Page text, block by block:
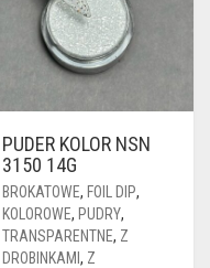
PUDER KOLOR NSN
3150 14G
BROKATOWE, FOIL DIP,
KOLOROWE, PUDRY,
TRANSPARENTNE, Z
DROBINKAMI , Z